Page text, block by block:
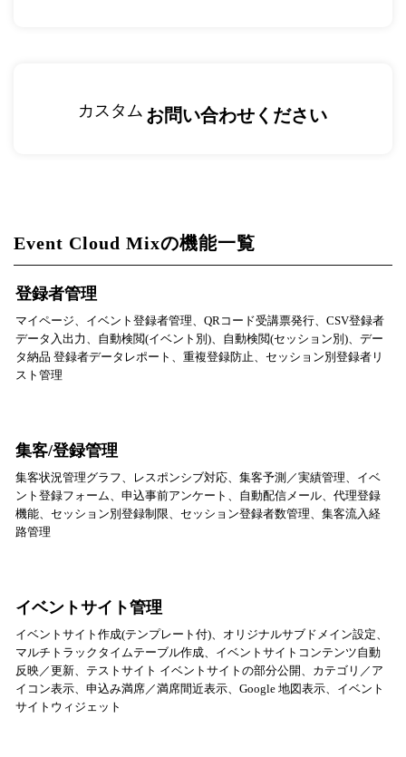
カスタム お問い合わせください
Event Cloud Mixの機能一覧
登録者管理
マイページ、イベント登録者管理、QRコード受講票発行、CSV登録者
データ入出力、自動検閲(イベント別)、自動検閲(セッション別)、デー
タ納品 登録者データレポート、重複登録防止、セッション別登録者リ
スト管理
集客/登録管理
集客状況管理グラフ、レスポンシブ対応、集客予測／実績管理、イベ
ント登録フォーム、申込事前アンケート、自動配信メール、代理登録
機能、セッション別登録制限、セッション登録者数管理、集客流入経
路管理
イベントサイト管理
イベントサイト作成(テンプレート付)、オリジナルサブドメイン設定、
マルチトラックタイムテーブル作成、イベントサイトコンテンツ自動
反映／更新、テストサイト イベントサイトの部分公開、カテゴリ／ア
イコン表示、申込み満席／満席間近表示、Google 地図表示、イベント
サイトウィジェット